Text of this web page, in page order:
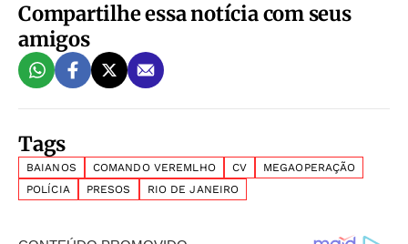
Compartilhe essa notícia com seus
amigos
Tags
BAIANOS COMANDO VEREMLHO CV
MEGAOPERAÇÃO
POLÍCIA
PRESOS RIO DE JANEIRO